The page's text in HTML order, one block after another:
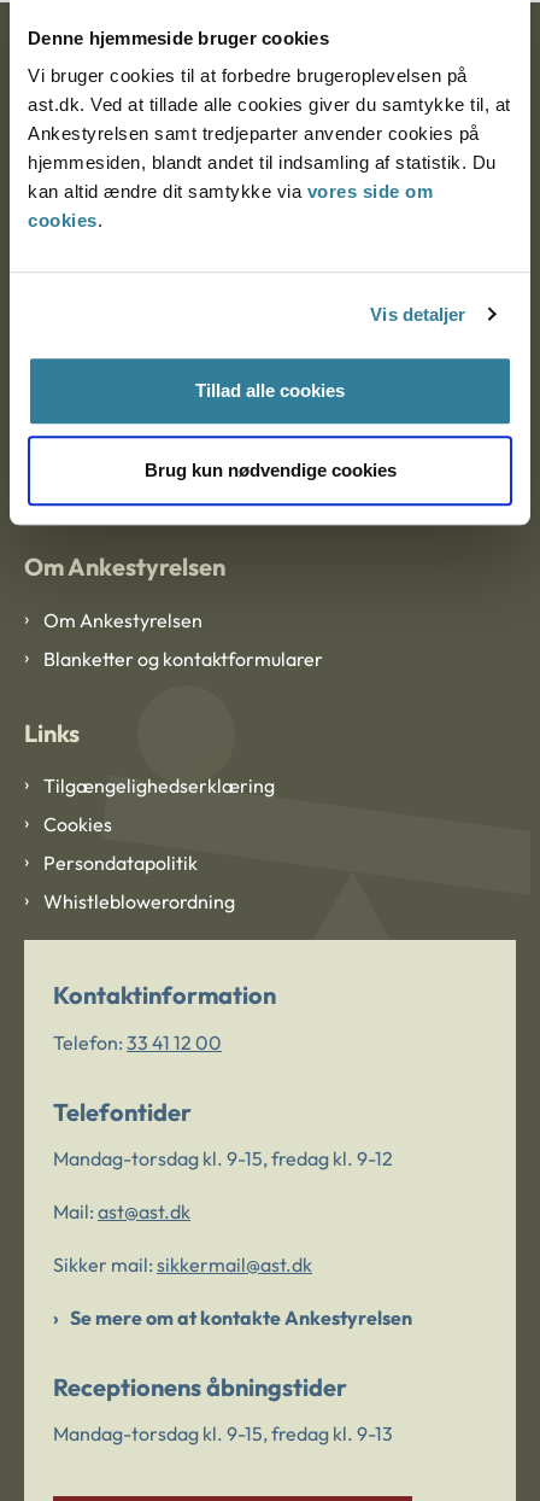
Denne hjemmeside bruger cookies
Vi bruger cookies til at forbedre brugeroplevelsen på
ast.dk. Ved at tillade alle cookies giver du samtykke til, at
Ankestyrelsen samt tredjeparter anvender cookies på
hjemmesiden, blandt andet til indsamling af statistik. Du
kan altid ændre dit samtykke via vores side om
cookies.
Vis detaljer
Tillad alle cookies
Brug kun nødvendige cookies
Ankestyrelsen
Postadresse:
Nytorv 7, 2. sal
9000 Aalborg
Ankestyrelsen Aalborg
EAN: 57 98 000 35 48 21
CVR: 1007 4002
Om Ankestyrelsen
Om Ankestyrelsen
Blanketter og kontaktformularer
Links
Tilgængelighedserklæring
Cookies
Persondatapolitik
Whistleblowerordning
Kontaktinformation
Telefon: 33 41 12 00
Telefontider
Mandag-torsdag kl. 9-15, fredag kl. 9-12
Mail: ast@ast.dk
Sikker mail: sikkermail@ast.dk
Se mere om at kontakte Ankestyrelsen
Receptionens åbningstider
Mandag-torsdag kl. 9-15, fredag kl. 9-13